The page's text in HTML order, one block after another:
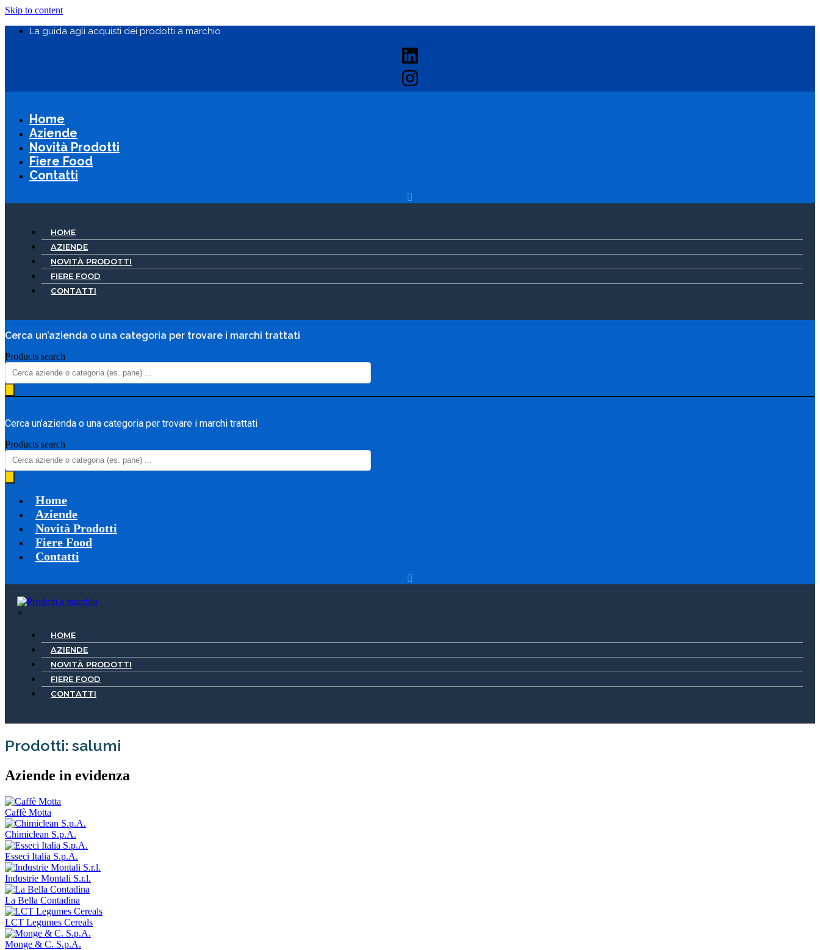
Skip to content
La guida agli acquisti dei prodotti a marchio
Home
Aziende
Novità Prodotti
Fiere Food
Contatti
HOME
AZIENDE
NOVITÀ PRODOTTI
FIERE FOOD
CONTATTI
Cerca un’azienda o una categoria per trovare i marchi trattati
Products search
Cerca un’azienda o una categoria per trovare i marchi trattati
Products search
Home
Aziende
Novità Prodotti
Fiere Food
Contatti
×
HOME
AZIENDE
NOVITÀ PRODOTTI
FIERE FOOD
CONTATTI
Prodotti: salumi
Aziende in evidenza
Caffè Motta
Chimiclean S.p.A.
Esseci Italia S.p.A.
Industrie Montali S.r.l.
La Bella Contadina
LCT Legumes Cereals
Monge & C. S.p.A.